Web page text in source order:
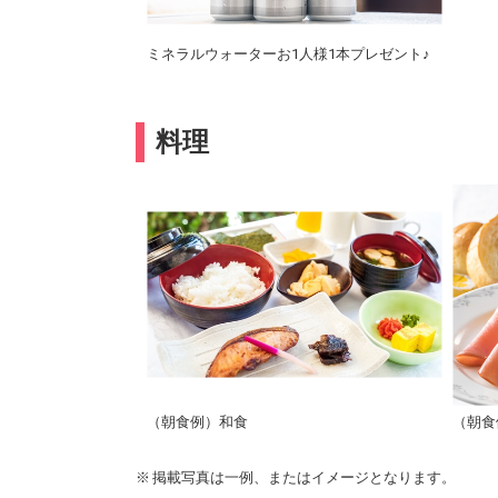
ミネラルウォーターお1人様1本プレゼント♪
料理
（朝食例）和食 （朝
掲載写真は一例、またはイメージとなります。